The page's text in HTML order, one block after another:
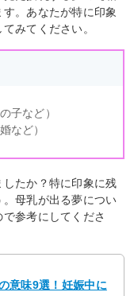
。あなたが特に印象
みてください。
子など）
など）
たか？特に印象に残
母乳が出る夢につい
参考にしてくださ
意味9選！妊娠中に